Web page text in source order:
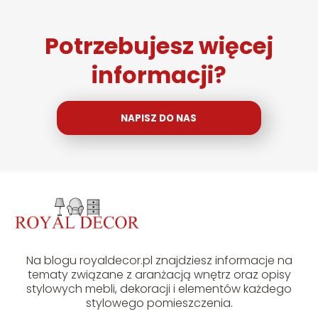
Potrzebujesz więcej
informacji?
NAPISZ DO NAS
Na blogu royaldecor.pl znajdziesz informacje na
tematy związane z aranżacją wnętrz oraz opisy
stylowych mebli, dekoracji i elementów każdego
stylowego pomieszczenia.